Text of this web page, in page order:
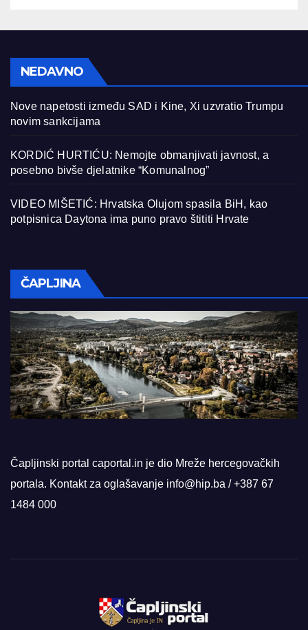
NEDAVNO
Nove napetosti između SAD i Kine, Xi uzvratio Trumpu
novim sankcijama
KORDIĆ HURTIĆU: Nemojte obmanjivati javnost, a
posebno bivše djelatnike “Komunalnog”
VIDEO MIŠETIĆ: Hrvatska Olujom spasila BiH, kao
potpisnica Daytona ima puno pravo štititi Hrvate
ČAPLJINA
Čapljinski portal caportal.in je dio Mreže hercegovačkih
portala. Kontakt za oglašavanje info@hip.ba / +387 67
1484 000